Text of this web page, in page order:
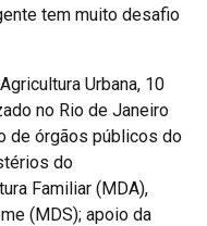
tem muito desafio
Urbana, 10
no Rio de Janeiro
de órgãos públicos do
do
Familiar (MDA),
(MDS); apoio da